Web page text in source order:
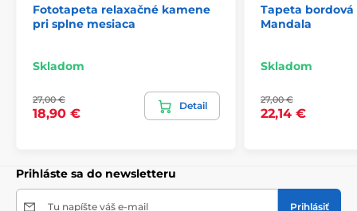
Pri tapetách s výškou 270 cm sa motív prispôsobuje
kliknutí na konkrétny rozmer na stránke si môžete
pozrieť presný náhľad. Každá tapeta sa skladá z pásov
245x270(5 pásov), 294x270
Fototapeta relaxačné kamene
pri splne mesiaca
Skladom
27,00 €
18,90 €
Detail
Tapeta
Mandala
Skladom
27,00 €
22,14 €
Prihláste sa do newsletteru
Tu napíšte váš e-mail Prihlásiť